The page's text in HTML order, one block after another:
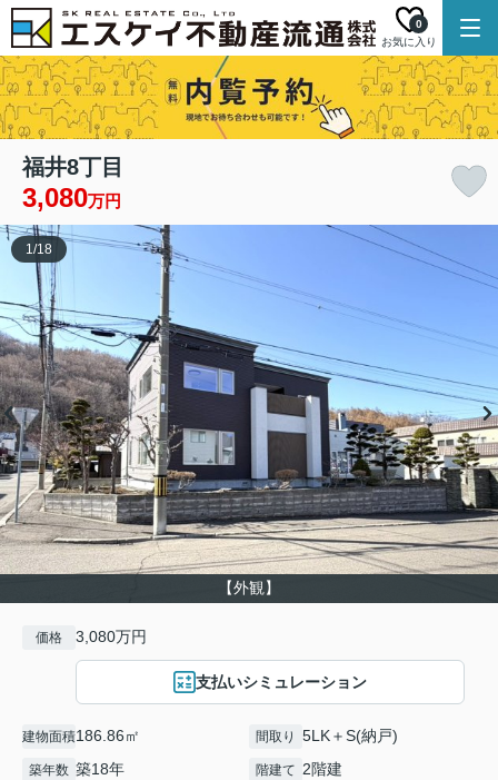
お気に入り
0
福井8丁目
3,080万円
【外観】
1 /18
価格 3,080万円
支払いシミュレーション
建物面積186.86㎡ 間取り 5LK＋S(納戸)
築年数 築18年 階建て 2階建